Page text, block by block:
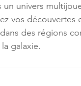
univers
vos découvertes
des régions
galaxie.